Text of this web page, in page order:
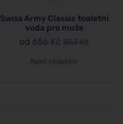
Swiss Army Classic toaletní
voda pro muže
od 656 Kč 853 Kč
Není skladem